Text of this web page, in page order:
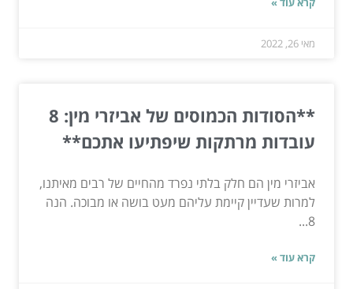
מאי 26, 2022
**הסודות הכמוסים של אביזרי מין: 8
עובדות מרתקות שיפתיעו אתכם**
אביזרי מין הם חלק בלתי נפרד מהחיים של רבים מאיתנו,
למרות שעדיין קיימת עליהם מעט בושה או מבוכה. הנה
8...
קרא עוד »